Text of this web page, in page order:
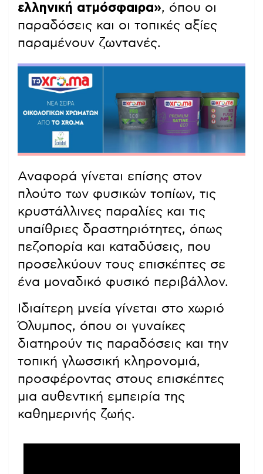
ελληνική ατμόσφαιρα», όπου οι
παραδόσεις και οι τοπικές αξίες
παραμένουν ζωντανές.
Αναφορά γίνεται επίσης στον
πλούτο των φυσικών τοπίων, τις
κρυστάλλινες παραλίες και τις
υπαίθριες δραστηριότητες, όπως
πεζοπορία και καταδύσεις, που
προσελκύουν τους επισκέπτες σε
ένα μοναδικό φυσικό περιβάλλον.
Ιδιαίτερη μνεία γίνεται στο χωριό
Όλυμπος, όπου οι γυναίκες
διατηρούν τις παραδόσεις και την
τοπική γλωσσική κληρονομιά,
προσφέροντας στους επισκέπτες
μια αυθεντική εμπειρία της
καθημερινής ζωής.